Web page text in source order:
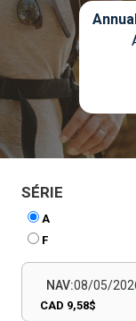
SÉRIE
A
F
NAV:08/05/
CAD 9,58$